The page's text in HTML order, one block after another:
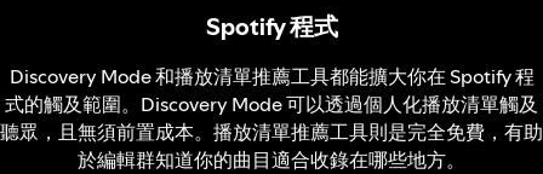
Spotify 程式
Discovery Mode 和播放清單推薦工具都能擴大你在 Spotify 程
式的觸及範圍。Discovery Mode 可以透過個人化播放清單觸及
聽眾，且無須前置成本。播放清單推薦工具則是完全免費，有助
於編輯群知道你的曲目適合收錄在哪些地方。